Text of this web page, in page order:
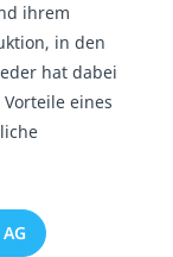
ihrem
in den
hat dabei
eines